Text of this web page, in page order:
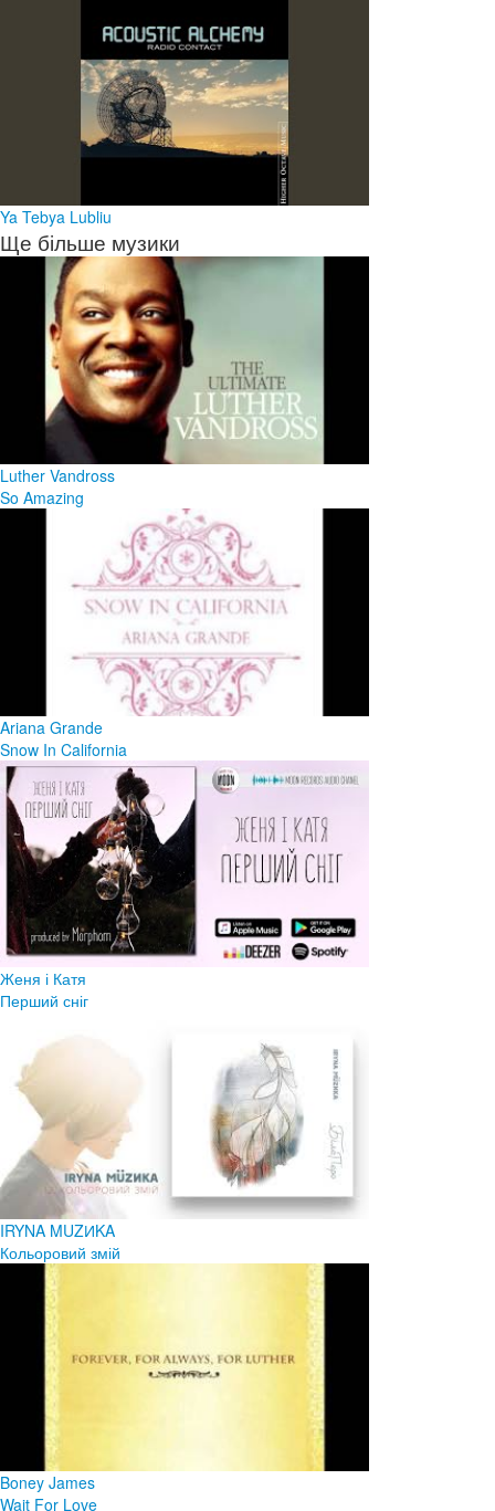
Ya Tebya Lubliu
Ще більше музики
Luther Vandross
So Amazing
Ariana Grande
Snow In California
Женя і Катя
Перший сніг
IRYNA MUZИKA
Кольоровий змій
Boney James
Wait For Love